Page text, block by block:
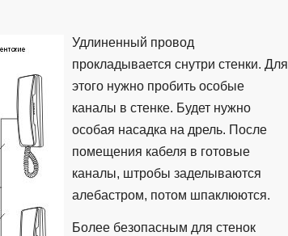
Удлиненный провод
прокладывается снутри стенки. Для
этого нужно пробить особые
каналы в стенке. Будет нужно
особая насадка на дрель. После
помещения кабеля в готовые
каналы, штробы заделываются
алебастром, потом шпаклюются.
Более безопасным для стенок